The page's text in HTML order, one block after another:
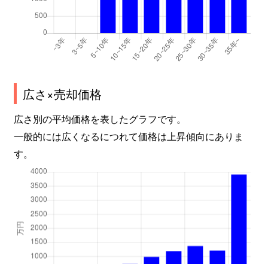
広さ×売却価格
広さ別の平均価格を表したグラフです。
一般的には広くなるにつれて価格は上昇傾向にありま
す。